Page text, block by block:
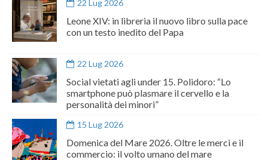
22 Lug 2026
Leone XIV: in libreria il nuovo libro sulla pace
con un testo inedito del Papa
22 Lug 2026
Social vietati agli under 15. Polidoro: “Lo
smartphone può plasmare il cervello e la
personalità dei minori”
15 Lug 2026
Domenica del Mare 2026. Oltre le merci e il
commercio: il volto umano del mare